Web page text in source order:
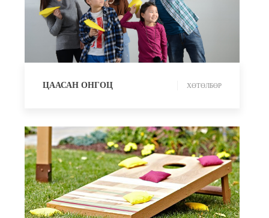
ХӨТӨЛБӨР
ЦААСАН ОНГОЦ ХӨТӨЛБӨР
СПОРТ ТОГЛООМ